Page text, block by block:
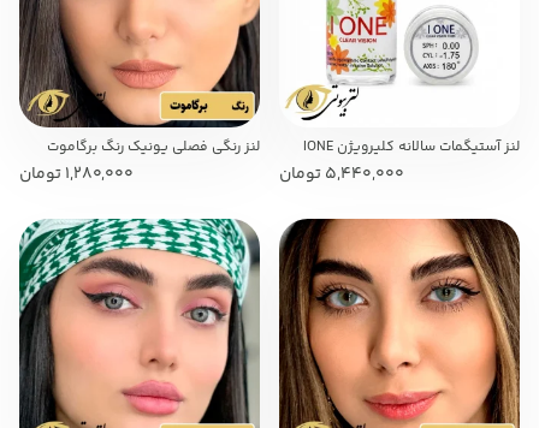
لنز آستیگمات سالانه کلیرویژن IONE
5,440,000تومان
لنز رنگی فصلی یونیک رنگ برگاموت
1,280,000تومان